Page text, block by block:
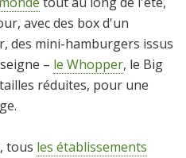
avec des box d'un
des mini-hamburgers issus
– le Whopper, le Big
réduites, pour une
tous les établissements